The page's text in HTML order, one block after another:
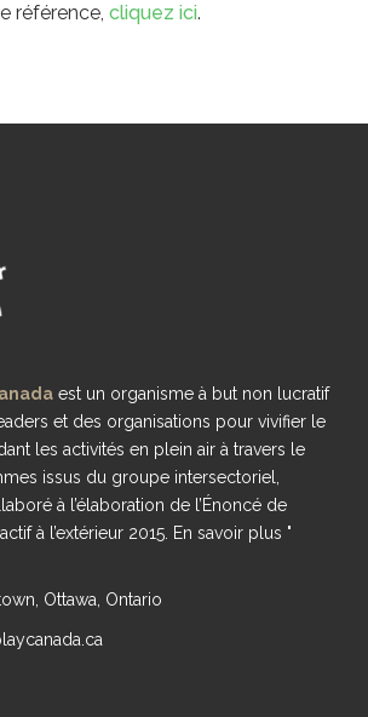
référence, cliquez ici.
est un organisme à but non lucratif
et des organisations pour vivifier le
les activités en plein air à travers le
issus du groupe intersectoriel,
à l’élaboration de l’Énoncé de
à l’extérieur 2015. En savoir plus "
Ottawa, Ontario